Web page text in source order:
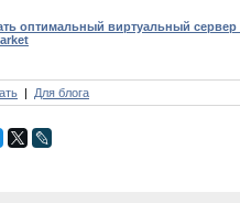
оптимальный виртуальный сервер
Для блога